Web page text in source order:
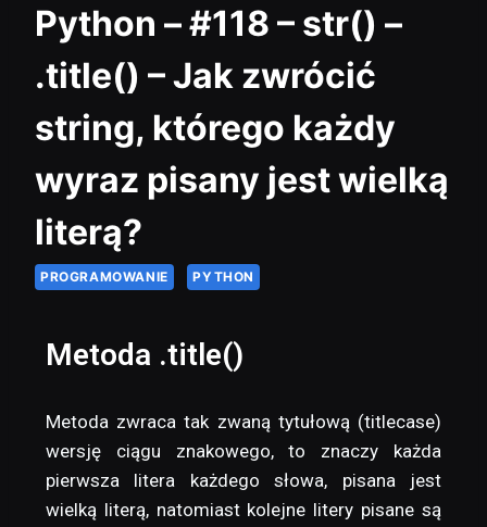
Python – #118 – str() –
.title() – Jak zwrócić
string, którego każdy
wyraz pisany jest wielką
literą?
PROGRAMOWANIE PYTHON
Metoda .title()
Metoda zwraca tak zwaną tytułową (titlecase)
wersję ciągu znakowego, to znaczy każda
pierwsza litera każdego słowa, pisana jest
wielką literą, natomiast kolejne litery pisane są